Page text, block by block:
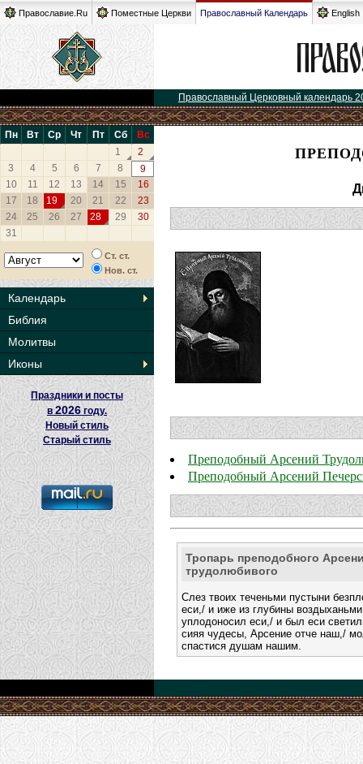
Православие.Ru Поместные Церкви Православный Календарь English
Православный Церковный календарь
Пн Вт Ср Чт Пт Сб
Вс
1
2
3
4 5 6 7 8
9
10
11 12 13 14 15
16
17
18 19 20 21 22
23
24
25 26 27 28 29
30
31
Ст. ст.
Нов. ст.
Календарь
Библия
Молитвы
Иконы
Праздники и посты
в2026 году.
Новый стиль
Старый стиль
Преподобный Арсений
Преподобный Арсений
Тропарь преподобного
трудолюбивого
Слез твоих теченьми пустыни
еси,/ и иже из глубины
уплодоносил еси,/ и был еси
сияя чудесы, Арсение отче наш,/
спастися душам нашим.